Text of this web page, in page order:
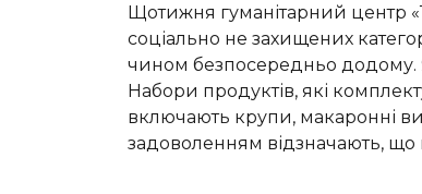
Щотижня гуманітарний центр
соціально не захищених
чином безпосередньо додому.
Набори продуктів, які
включають крупи, макаронні
задоволенням відзначають, що